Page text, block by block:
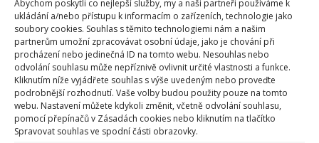
Abychom poskytli co nejlepší služby, my a naši partneři používáme k
ukládání a/nebo přístupu k informacím o zařízeních, technologie jako
soubory cookies. Souhlas s těmito technologiemi nám a našim
partnerům umožní zpracovávat osobní údaje, jako je chování při
procházení nebo jedinečná ID na tomto webu. Nesouhlas nebo
odvolání souhlasu může nepříznivě ovlivnit určité vlastnosti a funkce.
Kliknutím níže vyjádřete souhlas s výše uvedeným nebo proveďte
podrobnější rozhodnutí. Vaše volby budou použity pouze na tomto
webu. Nastavení můžete kdykoli změnit, včetně odvolání souhlasu,
pomocí přepínačů v Zásadách cookies nebo kliknutím na tlačítko
Spravovat souhlas ve spodní části obrazovky.
Zdroj:TikToku – HouseDoctorAlex,Newsweek